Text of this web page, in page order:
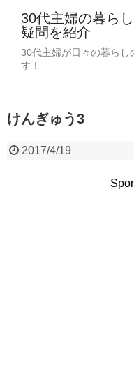
30代主婦の暮ら
疑問を紹介
30代主婦が日々の暮らし
す！
けんぎゅう3
2017/4/19